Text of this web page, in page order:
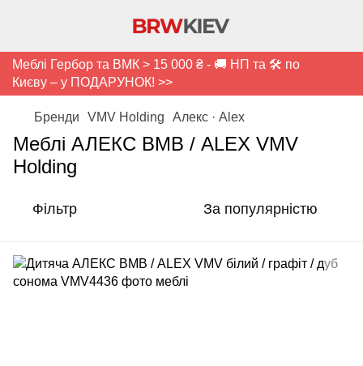
Меблі Гербор та ВМК > 15 000 ₴ - 🚚 НП та 🛠️ по
Києву – у ПОДАРУНОК! >>
Бренди VMV Holding Алекс · Alex
Меблі АЛЕКС ВМВ / ALEX VMV
Holding
Фільтр За популярністю